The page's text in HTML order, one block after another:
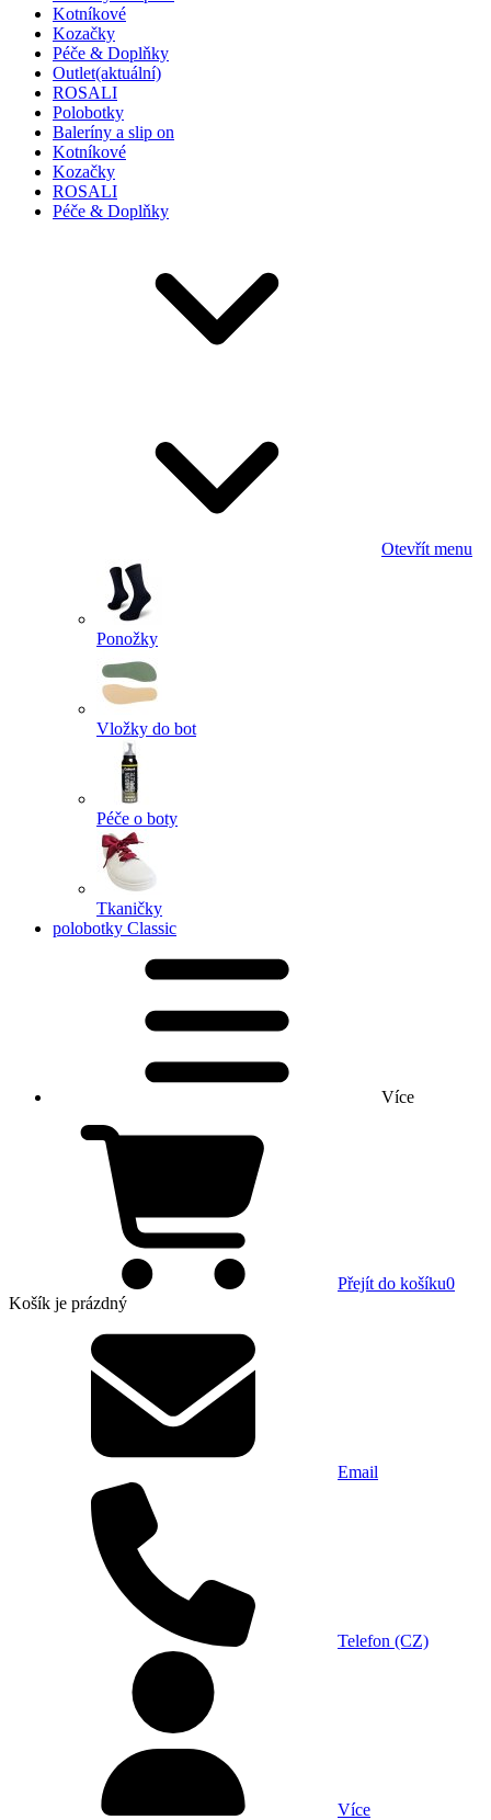
Kotníkové
Kozačky
Péče & Doplňky
Outlet(aktuální)
ROSALI
Polobotky
Baleríny a slip on
Kotníkové
Kozačky
ROSALI
Péče & Doplňky
Otevřít menu
Ponožky
Vložky do bot
Péče o boty
Tkaničky
polobotky Classic
Více
Přejít do košíku0
Košík je prázdný
Email
Telefon (CZ)
Více